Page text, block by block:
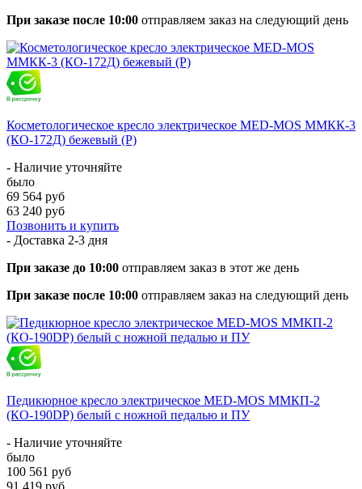
При заказе после 10:00 отправляем заказ на следующий день
Косметологическое кресло электрическое MED-MOS ММКК-3
(КО-172Д) бежевый (P)
- Наличие уточняйте
было
69 564 руб
63 240 руб
Позвонить и купить
- Доставка 2-3 дня
При заказе до 10:00 отправляем заказ в этот же день
При заказе после 10:00 отправляем заказ на следующий день
Педикюрное кресло электрическое MED-MOS ММКП-2
(КО-190DP) белый с ножной педалью и ПУ
- Наличие уточняйте
было
100 561 руб
91 419 руб